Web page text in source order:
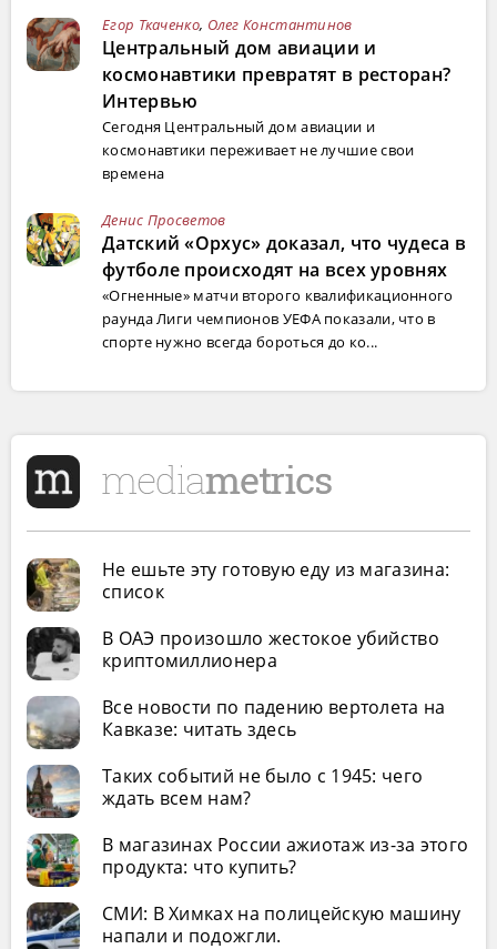
Егор Ткаченко, Олег Константинов
Центральный дом авиации и
космонавтики превратят в ресторан?
Интервью
Сегодня Центральный дом авиации и
космонавтики переживает не лучшие свои
времена
Денис Просветов
Датский «Орхус» доказал, что чудеса в
футболе происходят на всех уровнях
«Огненные» матчи второго квалификационного
раунда Лиги чемпионов УЕФА показали, что в
спорте нужно всегда бороться до ко...
Не ешьте эту готовую еду из магазина:
список
В ОАЭ произошло жестокое убийство
криптомиллионера
Все новости по падению вертолета на
Кавказе: читать здесь
Таких событий не было с 1945: чего
ждать всем нам?
В магазинах России ажиотаж из-за этого
продукта: что купить?
СМИ: В Химках на полицейскую машину
напали и подожгли.